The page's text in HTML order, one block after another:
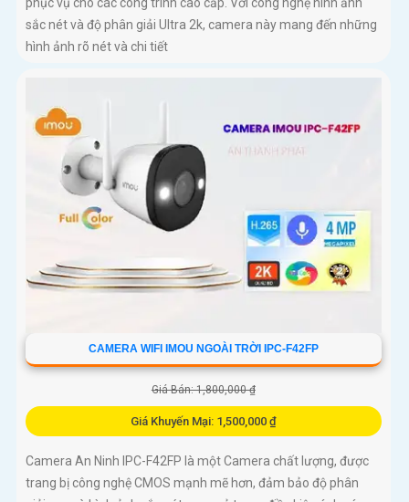
phục vụ cho các công trình cao cấp. Với công nghệ hình ảnh
sắc nét và độ phân giải Ultra 2k, camera này mang đến những
hình ảnh rõ nét và chi tiết
CAMERA WIFI IMOU NGOÀI TRỜI IPC-F42FP
Giá Bán: 1,800,000 ₫
Giá Khuyến Mại: 1,500,000 ₫
Camera An Ninh IPC-F42FP là một Camera chất lượng, được
trang bị công nghệ CMOS mạnh mẽ hơn, đảm bảo độ phân